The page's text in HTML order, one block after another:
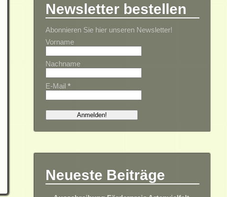
Newsletter bestellen
Abonnieren Sie hier unseren Newsletter!
Vorname
Nachname
E-Mail*
Neueste Beiträge